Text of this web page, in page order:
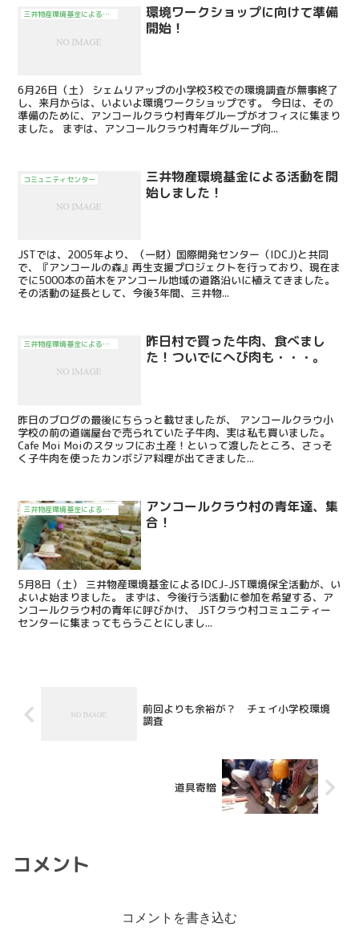
三井物産環境基金による活動
環境ワークショップに向けて準備
開始！
6月26日（土） シェムリアップの小学校3校での環境調査が無事終了
し、来月からは、いよいよ環境ワークショップです。 今日は、その
準備のために、アンコールクラウ村青年グループがオフィスに集まり
ました。 まずは、アンコールクラウ村青年グループ向...
コミュニティセンター
三井物産環境基金による活動を開
始しました！
JSTでは、2005年より、（一財）国際開発センター（IDCJ)と共同
で、『アンコールの森』再生支援プロジェクトを行っており、現在ま
でに5000本の苗木をアンコール地域の道路沿いに植えてきました。
その活動の延長として、今後3年間、三井物...
三井物産環境基金による活動
昨日村で買った牛肉、食べまし
た！ついでにへび肉も・・・。
昨日のブログの最後にちらっと載せましたが、 アンコールクラウ小
学校の前の道端屋台で売られていた子牛肉、実は私も買いました。
Cafe Moi Moiのスタッフにお土産！といって渡したところ、さっそ
く子牛肉を使ったカンボジア料理が出てきました...
三井物産環境基金による活動
アンコールクラウ村の青年達、集
合！
5月8日（土） 三井物産環境基金によるIDCJ-JST環境保全活動が、い
よいよ始まりました。 まずは、今後行う活動に参加を希望する、ア
ンコールクラウ村の青年に呼びかけ、 JSTクラウ村コミュニティー
センターに集まってもらうことにしまし...
前回よりも余裕が？ チェイ小学校環境
調査
道具寄贈
コメント
コメントを書き込む